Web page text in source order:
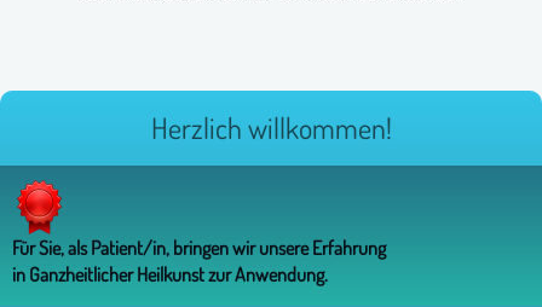
Herzlich willkommen!
Für Sie, als Patient/in, bringen wir unsere Erfahrung
in Ganzheitlicher Heilkunst zur Anwendung.